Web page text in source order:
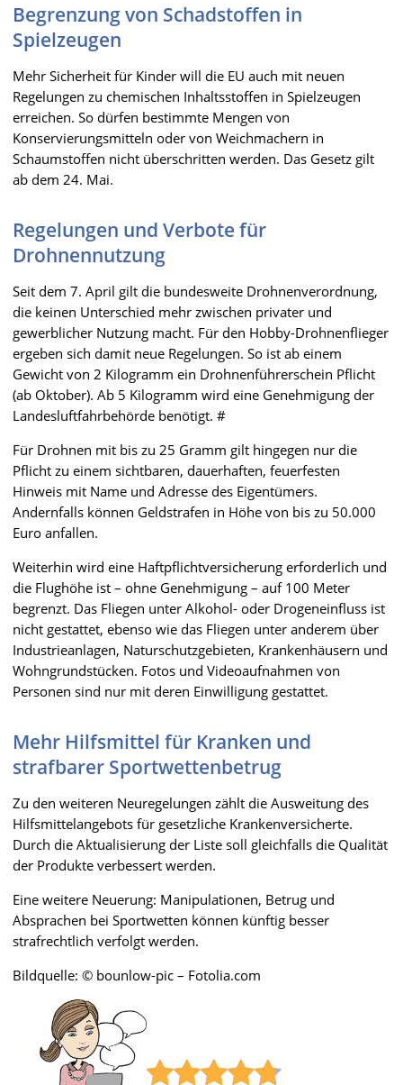
Begrenzung von Schadstoffen in
Spielzeugen
Mehr Sicherheit für Kinder will die EU auch mit neuen
Regelungen zu chemischen Inhaltsstoffen in Spielzeugen
erreichen. So dürfen bestimmte Mengen von
Konservierungsmitteln oder von Weichmachern in
Schaumstoffen nicht überschritten werden. Das Gesetz gilt
ab dem 24. Mai.
Regelungen und Verbote für
Drohnennutzung
Seit dem 7. April gilt die bundesweite Drohnenverordnung,
die keinen Unterschied mehr zwischen privater und
gewerblicher Nutzung macht. Für den Hobby-Drohnenflieger
ergeben sich damit neue Regelungen. So ist ab einem
Gewicht von 2 Kilogramm ein Drohnenführerschein Pflicht
(ab Oktober). Ab 5 Kilogramm wird eine Genehmigung der
Landesluftfahrbehörde benötigt. #
Für Drohnen mit bis zu 25 Gramm gilt hingegen nur die
Pflicht zu einem sichtbaren, dauerhaften, feuerfesten
Hinweis mit Name und Adresse des Eigentümers.
Andernfalls können Geldstrafen in Höhe von bis zu 50.000
Euro anfallen.
Weiterhin wird eine Haftpflichtversicherung erforderlich und
die Flughöhe ist – ohne Genehmigung – auf 100 Meter
begrenzt. Das Fliegen unter Alkohol- oder Drogeneinfluss ist
nicht gestattet, ebenso wie das Fliegen unter anderem über
Industrieanlagen, Naturschutzgebieten, Krankenhäusern und
Wohngrundstücken. Fotos und Videoaufnahmen von
Personen sind nur mit deren Einwilligung gestattet.
Mehr Hilfsmittel für Kranken und
strafbarer Sportwettenbetrug
Zu den weiteren Neuregelungen zählt die Ausweitung des
Hilfsmittelangebots für gesetzliche Krankenversicherte.
Durch die Aktualisierung der Liste soll gleichfalls die Qualität
der Produkte verbessert werden.
Eine weitere Neuerung: Manipulationen, Betrug und
Absprachen bei Sportwetten können künftig besser
strafrechtlich verfolgt werden.
Bildquelle: © bounlow-pic – Fotolia.com